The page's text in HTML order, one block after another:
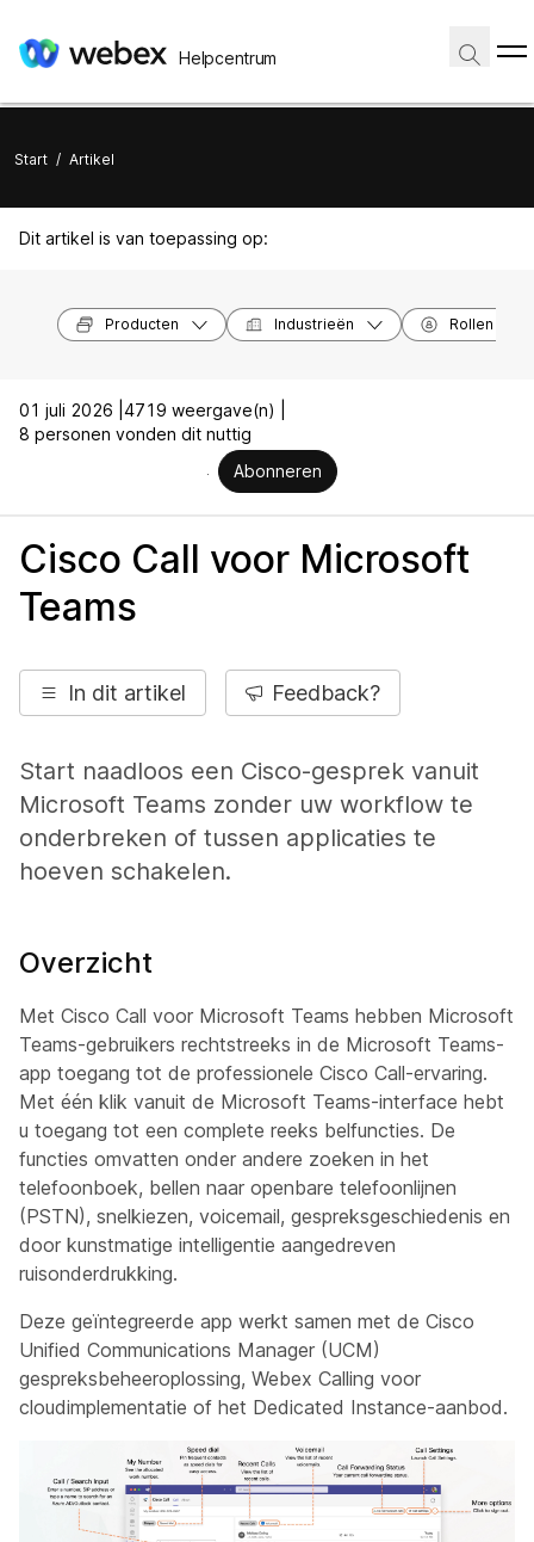
Helpcentrum
Start / Artikel
Dit artikel is van toepassing op:
Producten Industrieën Rollen
01 juli 2026 | 4719 weergave(n) |
8 personen vonden dit nuttig
Abonneren
Cisco Call voor Microsoft
Teams
In dit artikel Feedback?
Start naadloos een Cisco-gesprek vanuit
Microsoft Teams zonder uw workflow te
onderbreken of tussen applicaties te
hoeven schakelen.
Overzicht
Met Cisco Call voor Microsoft Teams hebben Microsoft
Teams-gebruikers rechtstreeks in de Microsoft Teams-
app toegang tot de professionele Cisco Call-ervaring.
Met één klik vanuit de Microsoft Teams-interface hebt
u toegang tot een complete reeks belfuncties. De
functies omvatten onder andere zoeken in het
telefoonboek, bellen naar openbare telefoonlijnen
(PSTN), snelkiezen, voicemail, gespreksgeschiedenis en
door kunstmatige intelligentie aangedreven
ruisonderdrukking.
Deze geïntegreerde app werkt samen met de Cisco
Unified Communications Manager (UCM)
gespreksbeheeroplossing, Webex Calling voor
cloudimplementatie of het Dedicated Instance-aanbod.